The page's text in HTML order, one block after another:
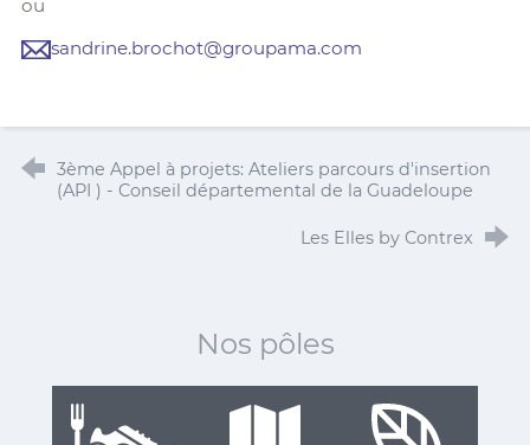
ou
sandrine.brochot@groupama.com
3ème Appel à projets: Ateliers parcours d'insertion
(API ) - Conseil départemental de la Guadeloupe
Les Elles by Contrex
Nos pôles